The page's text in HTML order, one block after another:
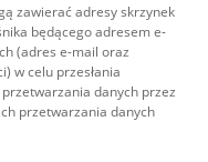
zawierać adresy skrzynek
będącego adresem e-
(adres e-mail oraz
w celu przesłania
przetwarzania danych przez
przetwarzania danych